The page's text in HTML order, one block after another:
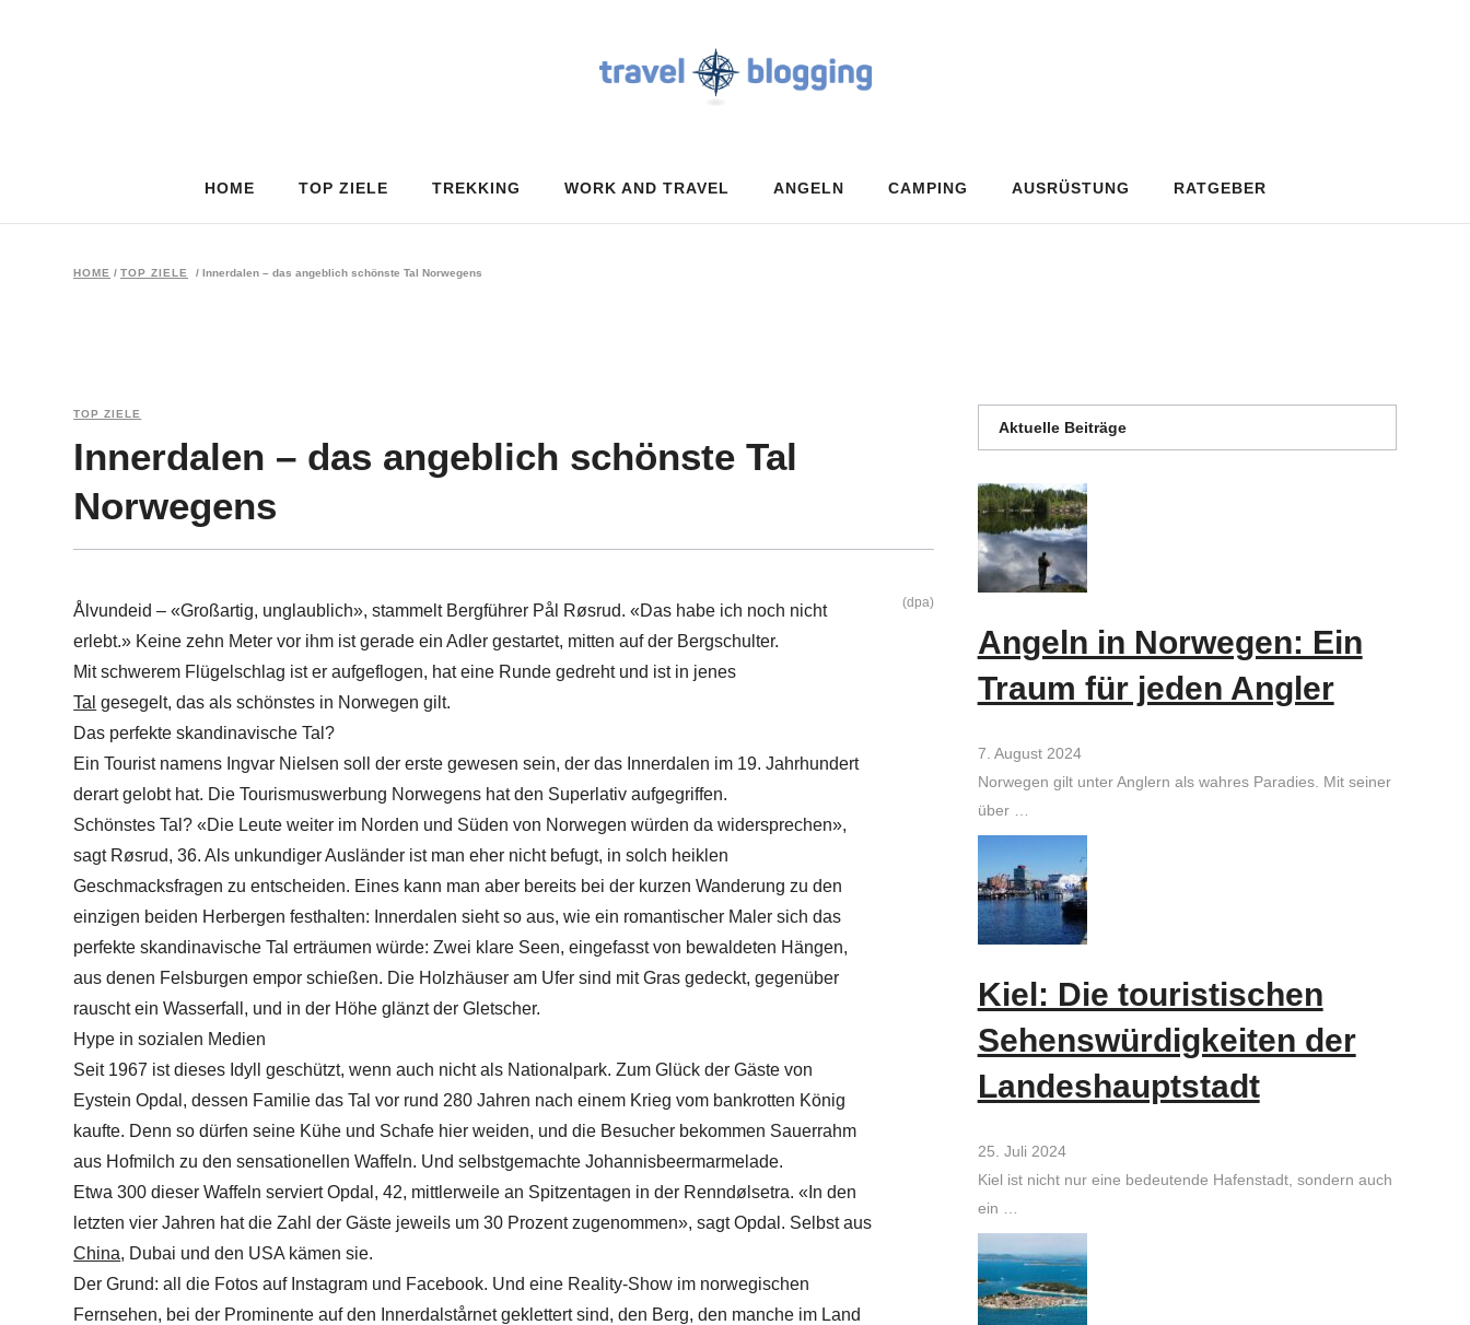
HOME TOP ZIELE TREKKING WORK AND TRAVEL ANGELN CAMPING AUSRÜSTUNG RATGEBER
HOME / TOP ZIELE / Innerdalen – das angeblich schönste Tal Norwegens
TOP ZIELE
Innerdalen – das angeblich schönste Tal
Norwegens
Ålvundeid – «Großartig, unglaublich», stammelt Bergführer Pål Røsrud. «Das habe ich noch nicht
erlebt.» Keine zehn Meter vor ihm ist gerade ein Adler gestartet, mitten auf der Bergschulter.
Mit schwerem Flügelschlag ist er aufgeflogen, hat eine Runde gedreht und ist in jenes
Tal gesegelt, das als schönstes in Norwegen gilt.
Das perfekte skandinavische Tal?
Ein Tourist namens Ingvar Nielsen soll der erste gewesen sein, der das Innerdalen im 19. Jahrhundert
derart gelobt hat. Die Tourismuswerbung Norwegens hat den Superlativ aufgegriffen.
Schönstes Tal? «Die Leute weiter im Norden und Süden von Norwegen würden da widersprechen»,
sagt Røsrud, 36. Als unkundiger Ausländer ist man eher nicht befugt, in solch heiklen
Geschmacksfragen zu entscheiden. Eines kann man aber bereits bei der kurzen Wanderung zu den
einzigen beiden Herbergen festhalten: Innerdalen sieht so aus, wie ein romantischer Maler sich das
perfekte skandinavische Tal erträumen würde: Zwei klare Seen, eingefasst von bewaldeten Hängen,
aus denen Felsburgen empor schießen. Die Holzhäuser am Ufer sind mit Gras gedeckt, gegenüber
rauscht ein Wasserfall, und in der Höhe glänzt der Gletscher.
Hype in sozialen Medien
Seit 1967 ist dieses Idyll geschützt, wenn auch nicht als Nationalpark. Zum Glück der Gäste von
Eystein Opdal, dessen Familie das Tal vor rund 280 Jahren nach einem Krieg vom bankrotten König
kaufte. Denn so dürfen seine Kühe und Schafe hier weiden, und die Besucher bekommen Sauerrahm
aus Hofmilch zu den sensationellen Waffeln. Und selbstgemachte Johannisbeermarmelade.
Etwa 300 dieser Waffeln serviert Opdal, 42, mittlerweile an Spitzentagen in der Renndølsetra. «In den
letzten vier Jahren hat die Zahl der Gäste jeweils um 30 Prozent zugenommen», sagt Opdal. Selbst aus
China, Dubai und den USA kämen sie.
Der Grund: all die Fotos auf Instagram und Facebook. Und eine Reality-Show im norwegischen
Fernsehen, bei der Prominente auf den Innerdalstårnet geklettert sind, den Berg, den manche im Land
(dpa)
Aktuelle Beiträge
Angeln in Norwegen: Ein
Traum für jeden Angler
7. August 2024
Norwegen gilt unter Anglern als wahres Paradies. Mit seiner
über …
Kiel: Die touristischen
Sehenswürdigkeiten der
Landeshauptstadt
25. Juli 2024
Kiel ist nicht nur eine bedeutende Hafenstadt, sondern auch
ein …